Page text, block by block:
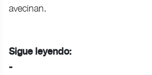
avecinan.
Sigue leyendo:
-